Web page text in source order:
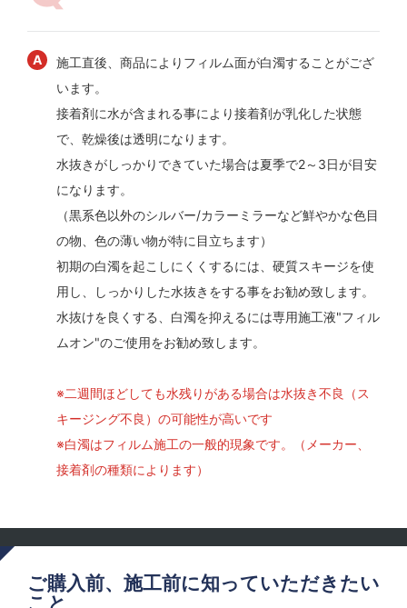
施工直後、商品によりフィルム面が白濁することがござ
います。
接着剤に水が含まれる事により接着剤が乳化した状態
で、乾燥後は透明になります。
水抜きがしっかりできていた場合は夏季で2～3日が目安
になります。
（黒系色以外のシルバー/カラーミラーなど鮮やかな色目
の物、色の薄い物が特に目立ちます）
初期の白濁を起こしにくくするには、硬質スキージを使
用し、しっかりした水抜きをする事をお勧め致します。
水抜けを良くする、白濁を抑えるには専用施工液"フィル
ムオン"のご使用をお勧め致します。
※二週間ほどしても水残りがある場合は水抜き不良（ス
キージング不良）の可能性が高いです
※白濁はフィルム施工の一般的現象です。（メーカー、
接着剤の種類によります）
ご購入前、施工前に知っていただきたい
こと